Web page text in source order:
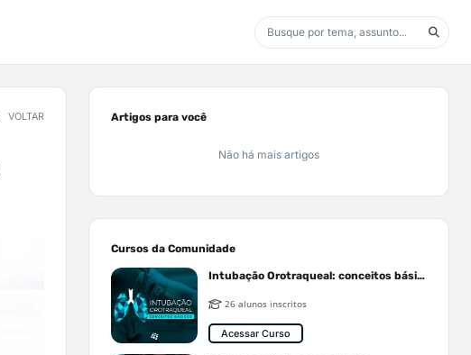
VOLTAR Artigos para você
Não há mais artigos
Cursos da Comunidade
Intubação Orotraqueal: conceitos básicos
26 alunos inscritos
Acessar Curso